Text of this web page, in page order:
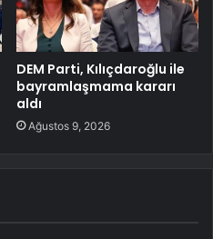
DEM Parti, Kılıçdaroğlu ile
bayramlaşmama kararı
aldı
Ağustos 9, 2026